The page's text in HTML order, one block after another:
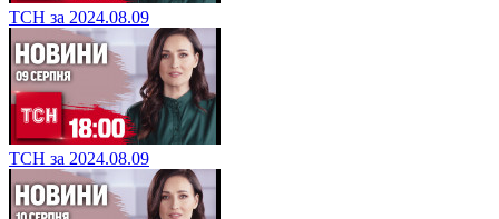
ТСН за 2024.08.09
ТСН за 2024.08.09